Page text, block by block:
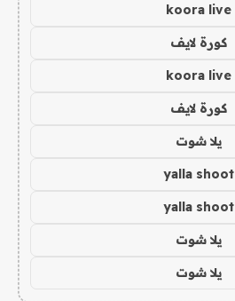
koora live
كورة لايف
koora live
كورة لايف
يلا شوت
yalla shoot
yalla shoot
يلا شوت
يلا شوت